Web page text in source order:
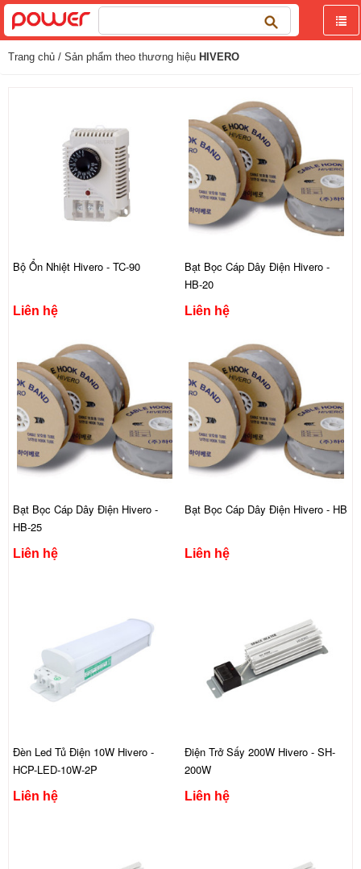
Tìm
kiếm
Trang chủ / Sản phẩm theo thương hiệu HIVERO
Bộ Ổn Nhiệt Hivero - TC-90
Liên hệ
Bạt Bọc Cáp Dây Điện Hivero -
HB-20
Liên hệ
Bạt Bọc Cáp Dây Điện Hivero -
HB-25
Liên hệ
Bạt Bọc Cáp Dây Điện Hivero - HB
Liên hệ
Đèn Led Tủ Điện 10W Hivero -
HCP-LED-10W-2P
Liên hệ
Điện Trở Sấy 200W Hivero - SH-
200W
Liên hệ